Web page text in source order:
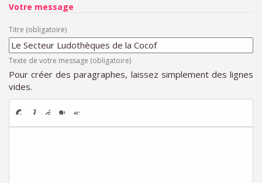
Votre message
Titre (obligatoire)
Texte de votre message (obligatoire)
Pour créer des paragraphes, laissez simplement des lignes
vides.